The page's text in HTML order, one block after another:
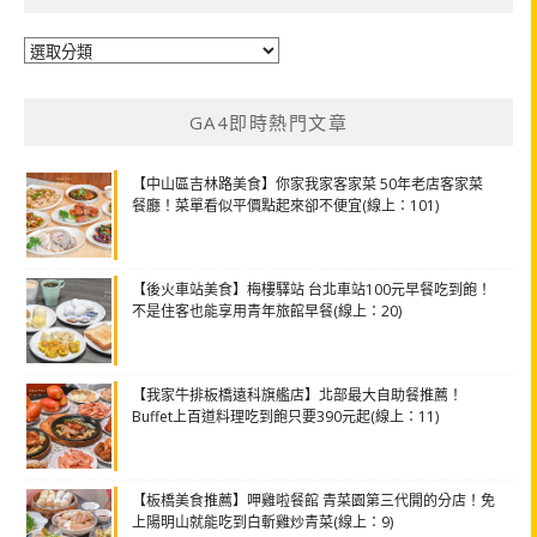
分
GA4即時熱門文章
【中山區吉林路美食】你家我家客家菜 50年老店客家菜
餐廳！菜單看似平價點起來卻不便宜(線上：101)
【後火車站美食】梅樓驛站 台北車站100元早餐吃到飽！
不是住客也能享用青年旅館早餐(線上：20)
【我家牛排板橋遠科旗艦店】北部最大自助餐推薦！
Buffet上百道料理吃到飽只要390元起(線上：11)
【板橋美食推薦】呷雞啦餐館 青菜園第三代開的分店！免
上陽明山就能吃到白斬雞炒青菜(線上：9)